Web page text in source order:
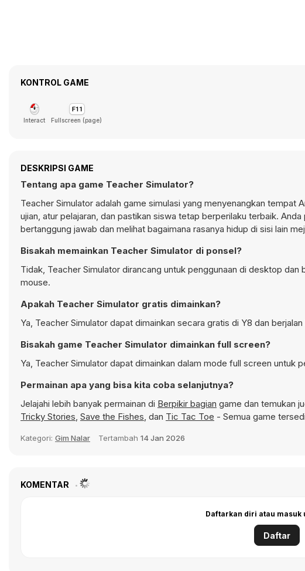
KONTROL GAME
Interact Fullscreen (page)
DESKRIPSI GAME
Tentang apa game Teacher Simulator?
Teacher Simulator adalah game simulasi yang menyenangkan tempat
ujian, atur pelajaran, dan pastikan siswa tetap berperilaku terbaik.
bertanggung jawab dan melihat bagaimana rasanya hidup di sisi lain
Bisakah memainkan Teacher Simulator di ponsel?
Tidak, Teacher Simulator dirancang untuk penggunaan di desktop
mouse.
Apakah Teacher Simulator gratis dimainkan?
Ya, Teacher Simulator dapat dimainkan secara gratis di Y8 dan
Bisakah game Teacher Simulator dimainkan full screen?
Ya, Teacher Simulator dapat dimainkan dalam mode full screen untuk
Permainan apa yang bisa kita coba selanjutnya?
Jelajahi lebih banyak permainan di Berpikir bagian game dan temukan
Tricky Stories, Save the Fishes, dan Tic Tac Toe - Semua game
Kategori: Gim Nalar Tertambah 14 Jan 2026
KOMENTAR
Daftarkan diri atau masuk
Daftar